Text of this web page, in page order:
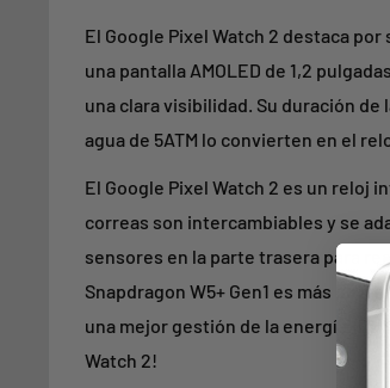
El Google Pixel Watch 2 destaca
una pantalla AMOLED de 1,2
una clara visibilidad. Su duración
agua de 5ATM lo convierten en el
El Google Pixel Watch 2 es un reloj
correas son intercambiables y se
sensores en la parte trasera para
Snapdragon W5+ Gen1 es más
una mejor gestión de la
Watch 2!